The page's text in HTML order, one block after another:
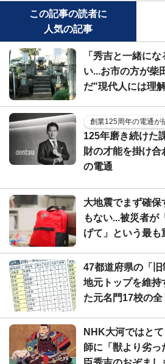
この記事の読者に
人気の記事
「秀吉と一緒に
い...お市の方が柴
だ"現代人には理
創業125周年の電通が
125年磨き続けた
財の才能を掛け合
の電通
大地震でまず確
もない...被災者が
げて」という最も
47都道府県の「
地元トップを維持
た元名門17校の全
NHK大河ではと
師に「獣より劣っ